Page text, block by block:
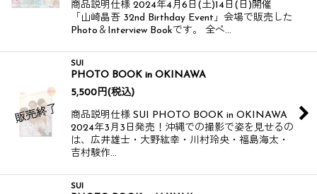
商品説明仕様 2024年4月6日(土)14日(日)開催
「山崎晶吾 32nd Birthday Event」会場で販売した
Photo＆Interview Bookです。 全ペ…
SUI
PHOTO BOOK in OKINAWA
5,500 円(税込)
商品説明仕様 SUI PHOTO BOOK in OKINAWA​
2024年3月3日発売！​ 沖縄での撮影で姿を見せるの
は、広井雄士・大野紘幸・川村玲央・福島海太・
吉村駿作…
SUI